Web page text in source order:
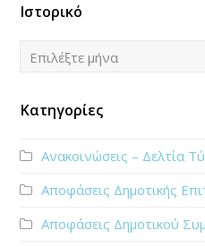
Ιστορικό
Ιστορικό
Επιλέξτε μήνα
Κατηγορίες
Ανακοινώσεις – Δελτία
Αποφάσεις Δημοτικής
Αποφάσεις Δημοτικού